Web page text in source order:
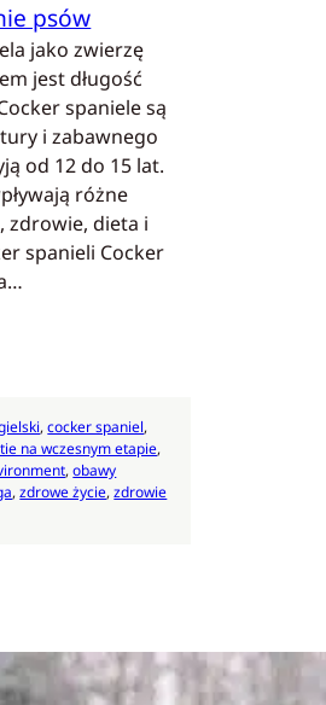
psów
jako zwierzę
jest długość
spaniele są
i zabawnego
od 12 do 15 lat.
różne
zdrowie, dieta i
spanieli Cocker
, cocker spaniel
na wczesnym etapie
, obawy
, zdrowe życie, zdrowie